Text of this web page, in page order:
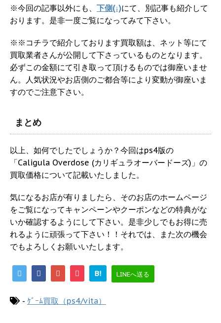
※今回の記事以外にも、 下側(↓)にて、別記事も紹介して
おります。是非一度ご覧になってみて下さい。
※※コチラで紹介しております買取額は、ネット等にて
買取業者さんが公開して下さっているものとなります。
必ずこの金額にて引き取って頂けるものでは御座いませ
ん。人気状況やお店側のご都合等により変動が御座いま
すのでご注意下さい。
まとめ
以上、如何でしたでしょうか？今回はps4版の
「Caligula Overdose (カリギュラオーバードーズ)」の
買取価格について記載いたしました。
気になるお店が有りましたら、そのお店のホームページ
をご覧になってキャンペーンやクーポンなどの特典がな
いか確認するようにして下さい。是非少しでもお得に売
れるように頑張って下さい！！それでは、また次の機会
でもよろしくお願いいたします。
B! LINEへ送る
- ｹﾞｰﾑ買取（ps4/vita）